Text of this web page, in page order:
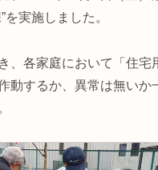
を実施しました。
、各家庭において「住宅
動するか、異常は無いか